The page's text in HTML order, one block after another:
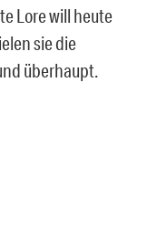
Lore will heute
sie die
überhaupt.